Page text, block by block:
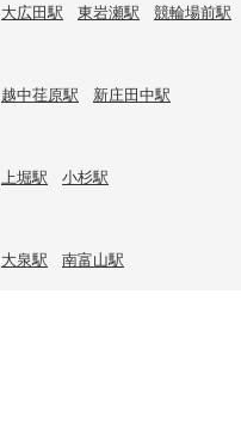
大広田駅 東岩瀬駅 競輪場前駅
越中荏原駅 新庄田中駅
上堀駅 小杉駅
大泉駅 南富山駅